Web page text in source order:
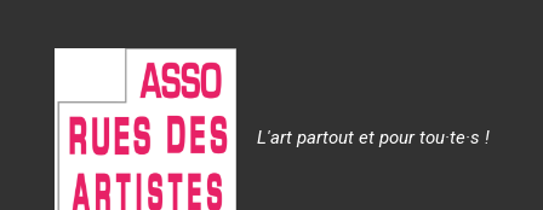
L'art partout et pour tou·te·s !